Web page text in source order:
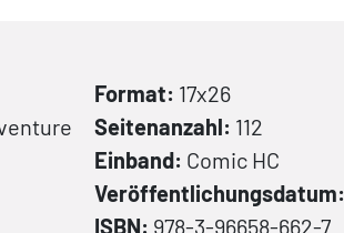
Format: 17x26
Seitenanzahl: 112
Einband: Comic HC
Veröffentlichungsdatum:
ISBN: 978-3-96658-662-7